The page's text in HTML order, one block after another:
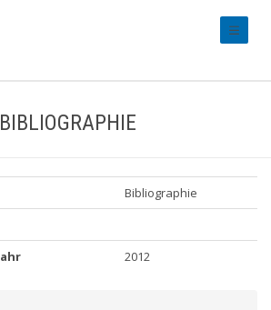
BIBLIOGRAPHIE
Bibliographie
2012